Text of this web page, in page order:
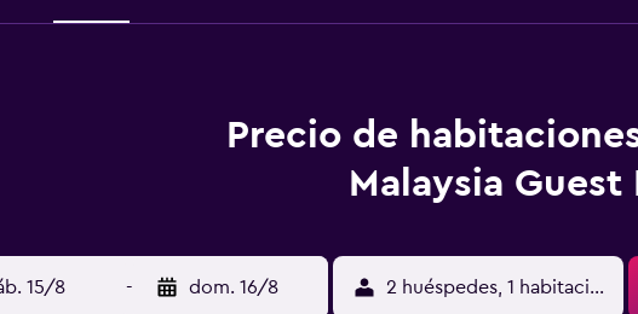
Precio de
Malaysia Guest
15/8 - dom. 16/8 2 huéspedes, 1 habitación